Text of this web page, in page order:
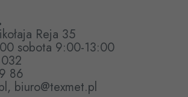
Reja 35
sobota 9:00-13:00
86
biuro@texmet.pl